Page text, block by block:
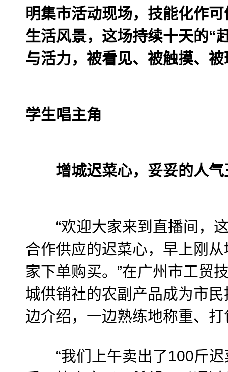
明集市活动现场，技能化作
生活风景，这场持续十天的“
与活力，被看见、被触摸、
学生唱主角
增城迟菜心，妥妥的人气
“欢迎大家来到直播间，这
合作供应的迟菜心，早上刚
家下单购买。”在广州市工贸
城供销社的农副产品成为市民
边介绍，一边熟练地称重、打
“我们上午卖出了100斤迟